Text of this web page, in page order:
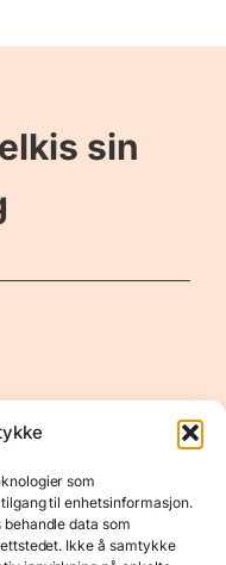
som
til enhetsinformasjon.
data som
Ikke å samtykke
sin
våre opplevelser og
- og restauranter,
film og bøker m.m.